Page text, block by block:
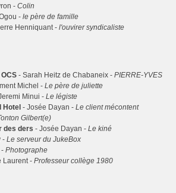
- Colin
- le père de famille
Henniquant - l'ouvirer syndicaliste
- Sarah Heitz de Chabaneix - PIERRE-YVES
Michel - Le père de juliette
Minui - Le légiste
Hotel - Josée Dayan - Le client mécontent
Gilbert(e)
des ders - Josée Dayan - Le kiné
- Le serveur du JukeBox
- Photographe
Laurent - Professeur collège 1980